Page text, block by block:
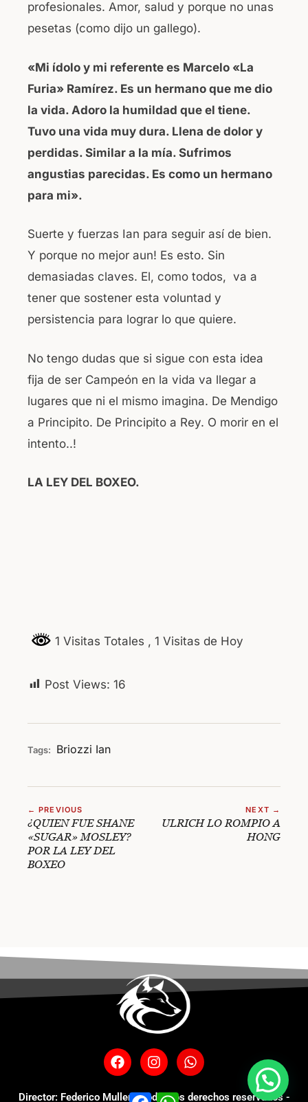
profesionales. Amor, salud y porque no unas
pesetas (como dijo un gallego).
«Mi ídolo y mi referente es Marcelo «La
Furia» Ramírez. Es un hermano que me dio
la vida. Adoro la humildad que el tiene.
Tuvo una vida muy dura. Llena de dolor y
perdidas. Similar a la mía. Sufrimos
angustias parecidas. Es como un hermano
para mi».
Suerte y fuerzas Ian para seguir así de bien.
Y porque no mejor aun! Es esto. Sin
demasiadas claves. El, como todos, va a
tener que sostener esta voluntad y
persistencia para lograr lo que quiere.
No tengo dudas que si sigue con esta idea
fija de ser Campeón en la vida va llegar a
lugares que ni el mismo imagina. De Mendigo
a Principito. De Principito a Rey. O morir en el
intento..!
LA LEY DEL BOXEO.
1 Visitas Totales , 1 Visitas de Hoy
Post Views: 16
Tags: Briozzi Ian
← PREVIOUS
¿QUIEN FUE SHANE
«SUGAR» MOSLEY?
POR LA LEY DEL
BOXEO
NEXT →
ULRICH LO ROMPIO A
HONG
Director: Federico Muller - Todos los derechos reservados -
FacebookWhatsApp